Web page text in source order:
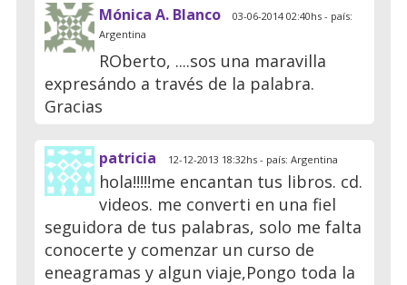
Mónica A. Blanco 03-06-2014 02:40hs - país:
Argentina
ROberto, ....sos una maravilla
expresándo a través de la palabra.
Gracias
patricia 12-12-2013 18:32hs - país: Argentina
hola!!!!!me encantan tus libros. cd.
videos. me converti en una fiel
seguidora de tus palabras, solo me falta
conocerte y comenzar un curso de
eneagramas y algun viaje,Pongo toda la